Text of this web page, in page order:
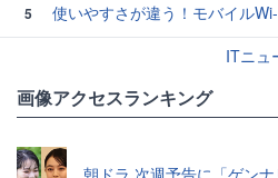
5
使いやすさが違う！モバイルWi-Fi
ITニュ
画像アクセスランキング
朝ドラ 次週予告に「ゲンナ